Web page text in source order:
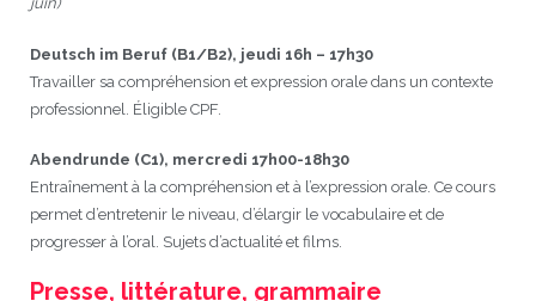
Cours thématiques
Atelier de chant
Formation professionnelle
Stages intensifs
Centre d’examens
Inscriptions et tarifs
Tandem linguistique
Formation des enseignants
Section Internationale Allemand
AbiBac
Coaching individuel
Point info
Volontariat écologique
Opportunités
Petites annonces
Parcourir les annonces
Rédiger une annonce
Brieffreunde@correspondants
Classe@Klasse
Inscription pour les classes françaises
Inscription à notre newsletter
Equipe de Heidelberg
50 ans en 2016
Maison de Montpellier
Plan d’accès
Réseaux franco-allemands en LR
Réseau d’affaires
Liens utiles
99Ballons
Deutsch im Beruf (B1/B2), jeudi 16h – 17h30
Travailler sa compréhension et expression orale dans un contexte
professionnel. Éligible CPF.
Abendrunde (C1), mercredi 17h00-18h30
Entraînement à la compréhension et à l’expression orale. Ce cours
permet d’entretenir le niveau, d’élargir le vocabulaire et de
progresser à l’oral. Sujets d’actualité et films.
Presse, littérature, grammaire